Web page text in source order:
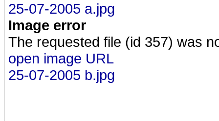
25-07-2005 a.jpg
Image error
The requested file (id 357) was
open image URL
25-07-2005 b.jpg